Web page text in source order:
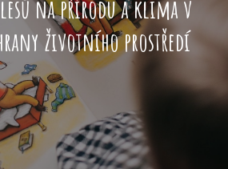
na přírodu a klima v
životního prostředí